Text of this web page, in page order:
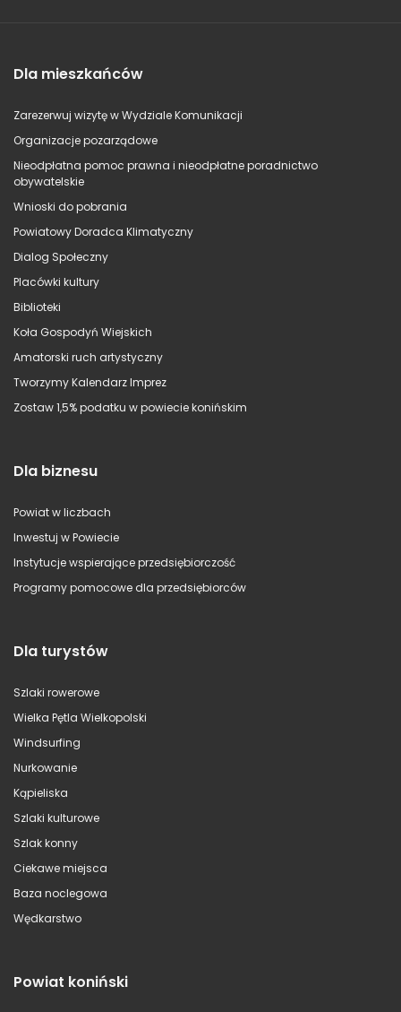
Dla mieszkańców
Zarezerwuj wizytę w Wydziale Komunikacji
Organizacje pozarządowe
Nieodpłatna pomoc prawna i nieodpłatne poradnictwo
obywatelskie
Wnioski do pobrania
Powiatowy Doradca Klimatyczny
Dialog Społeczny
Placówki kultury
Biblioteki
Koła Gospodyń Wiejskich
Amatorski ruch artystyczny
Tworzymy Kalendarz Imprez
Zostaw 1,5% podatku w powiecie konińskim
Dla biznesu
Powiat w liczbach
Inwestuj w Powiecie
Instytucje wspierające przedsiębiorczość
Programy pomocowe dla przedsiębiorców
Dla turystów
Szlaki rowerowe
Wielka Pętla Wielkopolski
Windsurfing
Nurkowanie
Kąpieliska
Szlaki kulturowe
Szlak konny
Ciekawe miejsca
Baza noclegowa
Wędkarstwo
Powiat koniński